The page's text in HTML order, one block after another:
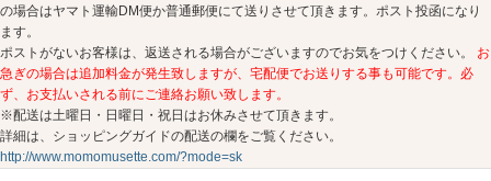
の場合はヤマト運輸DM便か普通郵便にて送りさせて頂きます。ポスト投函になり
ます。
ポストがないお客様は、返送される場合がございますのでお気をつけください。 お
急ぎの場合は追加料金が発生致しますが、宅配便でお送りする事も可能です。必
ず、お支払いされる前にご連絡お願い致します。
※配送は土曜日・日曜日・祝日はお休みさせて頂きます。
詳細は、ショッピングガイドの配送の欄をご覧ください。
http://www.momomusette.com/?mode=sk